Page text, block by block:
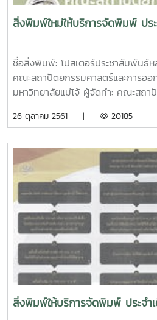
สิ่งพิมพ์ใหม่ให้บริการจัดพิมพ์ ปร
ชื่อสิ่งพิมพ์: โปสเตอร์ประชาสัมพันธ์
คณะสถาปัตยกรรมศาสตร์และการอ
มหาวิทยาลัยแม่โจ้ ผู้จัดทำ: คณะสถา
12x18 นิ้ว กระดาษอาร์ตมัน 120 แ
หน้า: 40 หน้า ตัวเล่ม: ขนาด เอ4
4 สี เคลือบมัน เนื้อในอาร์ตมัน 120
กาวชื่อสิ่งพิมพ์: สูจิบัตรการแสดงแล
ดอกไม้ประดับ งานเกษตรแม่โจ้ 85
ดอกไม้ประดับ ตัวเล่ม: ขนาด เอ5 ป
4 สี เคลือบมัน เนื้อในปอนด์ 70 แก
หลังคาชื่อสิ่งพิมพ์: หนังสือ การแปรรู
ความร้อน ด้วยเทคโนโลยีสมัยใหม่
ISBN: 978-616-478-289-1 ปีที่พิม
หน้า: 206 หน้า ตัวเล่ม: ขนาด เอ4
พิมพ์ 4 สี เคลือบมัน เนื้อในปอนด์
ไสกาวชื่อสิ่งพิมพ์: หนังสือ หน่วยปฏิบั
26 ตุลาคม 2561 | 20185
สิ่งพิมพ์ให้บริการจัดพิมพ์ ประจำ